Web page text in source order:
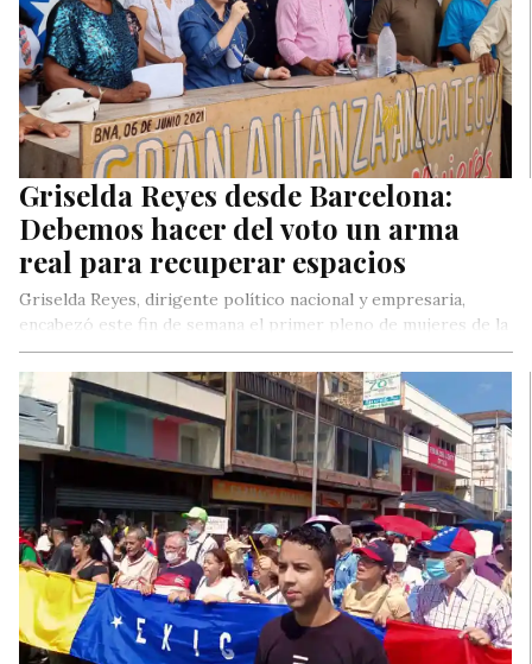
Griselda Reyes desde Barcelona:
Debemos hacer del voto un arma
real para recuperar espacios
Griselda Reyes, dirigente político nacional y empresaria,
encabezó este fin de semana el primer pleno de mujeres de la
Alianza…